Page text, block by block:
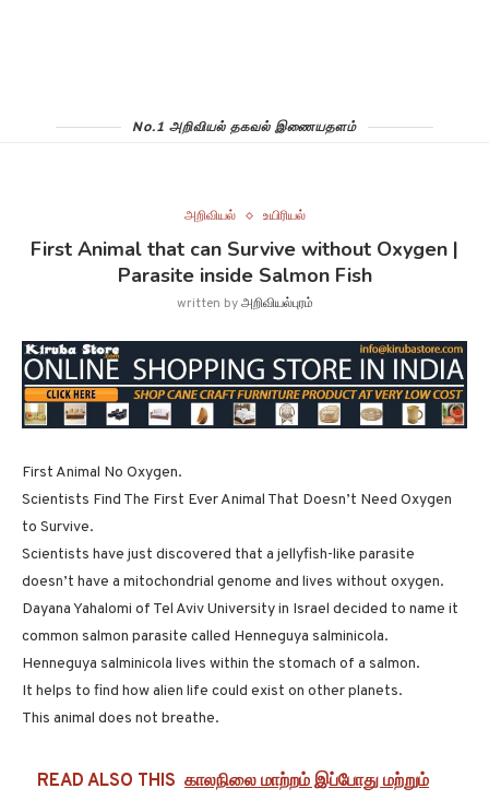
No.1 அறிவியல் தகவல் இணையதளம்
அறிவியல் உயிரியல்
First Animal that can Survive without Oxygen |
Parasite inside Salmon Fish
written byஅறிவியல்புரம்
First Animal No Oxygen.
Scientists Find The First Ever Animal That Doesn’t Need Oxygen
to Survive.
Scientists have just discovered that a jellyfish-like parasite
doesn’t have a mitochondrial genome and lives without oxygen.
Dayana Yahalomi of Tel Aviv University in Israel decided to name it
common salmon parasite called Henneguya salminicola.
Henneguya salminicola lives within the stomach of a salmon.
It helps to find how alien life could exist on other planets.
This animal does not breathe.
READ ALSO THIS காலநிலை மாற்றம் இப்போது மற்றும்